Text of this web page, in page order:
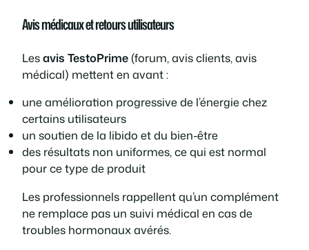
Avis médicaux et retours utilisateurs
Lesavis TestoPrime(forum, avis clients, avis
médical) mettent en avant :
une amélioration progressive de l’énergie chez
certains utilisateurs
un soutien de la libido et du bien-être
des résultats non uniformes, ce qui est normal
pour ce type de produit
Les professionnels rappellent qu’un complément
ne remplace pas un suivi médical en cas de
troubles hormonaux avérés.